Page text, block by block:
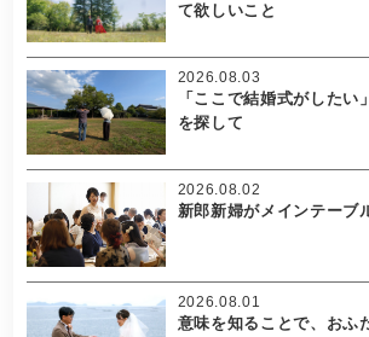
て欲しいこと
「ここで結婚式がしたい
を探して
2026.08.03
新郎新婦がメインテーブ
2026.08.02
意味を知ることで、おふ
2026.08.01